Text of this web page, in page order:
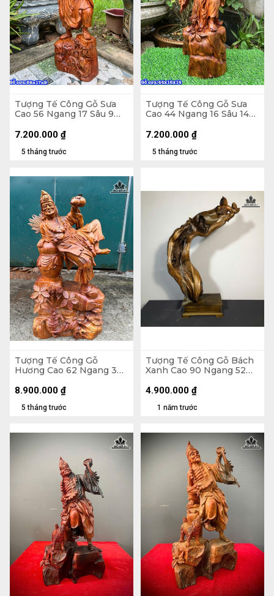
Tượng Tế Công Gỗ Sưa
Cao 56 Ngang 17 Sâu 9
5 tháng trước
7.200.000 ₫
Tượng Tế Công Gỗ Sưa
Cao 44 Ngang 16 Sâu 14
5 tháng trước
7.200.000 ₫
Tượng Tế Công Gỗ
Hương Cao 62 Ngang 34
5 tháng trước
8.900.000 ₫
Tượng Tế Công Gỗ Bách
Xanh Cao 90 Ngang 52
1 năm trước
4.900.000 ₫